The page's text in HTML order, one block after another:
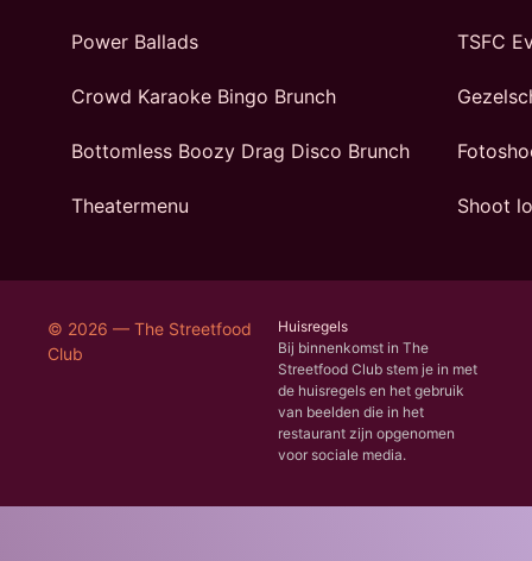
Power Ballads
Crowd Karaoke Bingo Brunch
Bottomless Boozy Drag Disco Brunch
Theatermenu
TSFC
Shoot
© 2026 — The Streetfood
Club
Huisregels
Bij binnenkomst in The
Streetfood Club stem je in met
de huisregels en het gebruik
van beelden die in het
restaurant zijn opgenomen
voor sociale media.